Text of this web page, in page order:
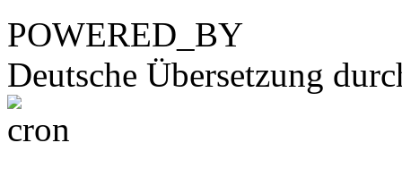
POWERED_BY
Deutsche Übersetzung